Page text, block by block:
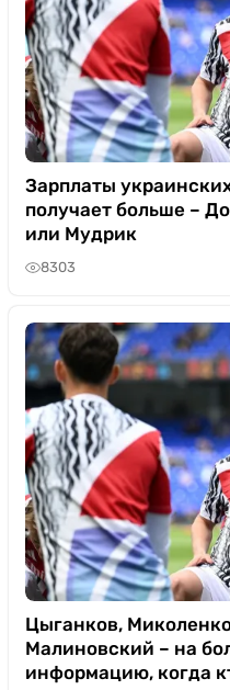
Зарплаты
получает больше –
или Мудрик
8303
Цыганков,
Малиновский – на
информацию, когда